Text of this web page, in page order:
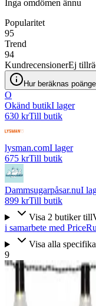
Inga omdömen ännu
Popularitet
95
Trend
94
KundrecensionerEj
Hur beräknas
O
Okänd butikI lager
630 krTill butik
lysman.comI lager
675 krTill butik
Dammsugarpåsar.nuI
899 krTill butik
Visa 2 butiker till
i samarbete med
Visa alla
9